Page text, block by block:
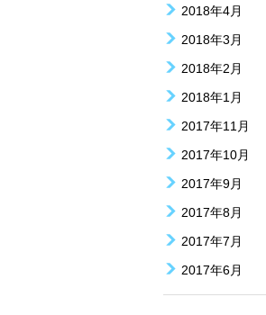
2018年4月
2018年3月
2018年2月
2018年1月
2017年11月
2017年10月
2017年9月
2017年8月
2017年7月
2017年6月